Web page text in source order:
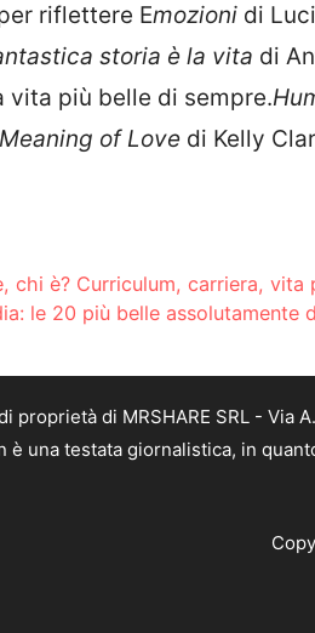
riflettere Emozioni di
storia è la vita di
vita più belle di sempre.
Meaning of Love di Kelly
chi è? Curriculum, carriera, vita
le 20 più belle assolutamente
proprietà di MRSHARE SRL - Via
è una testata giornalistica, in